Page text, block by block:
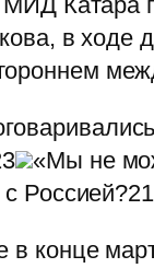
в
«Мы не
с
конце